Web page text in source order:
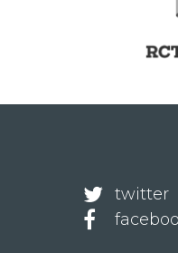
twitter